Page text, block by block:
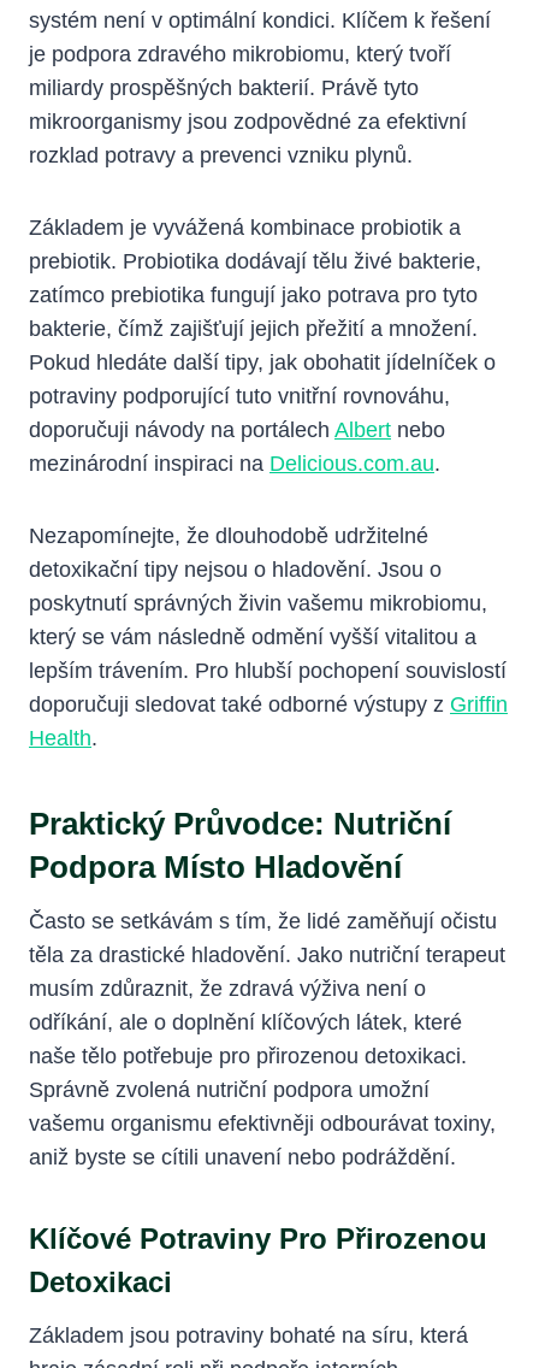
systém není v optimální kondici. Klíčem k řešení
je podpora zdravého mikrobiomu, který tvoří
miliardy prospěšných bakterií. Právě tyto
mikroorganismy jsou zodpovědné za efektivní
rozklad potravy a prevenci vzniku plynů.
Základem je vyvážená kombinace probiotik a
prebiotik. Probiotika dodávají tělu živé bakterie,
zatímco prebiotika fungují jako potrava pro tyto
bakterie, čímž zajišťují jejich přežití a množení.
Pokud hledáte další tipy, jak obohatit jídelníček o
potraviny podporující tuto vnitřní rovnováhu,
doporučuji návody na portálech Albert nebo
mezinárodní inspiraci na Delicious.com.au.
Nezapomínejte, že dlouhodobě udržitelné
detoxikační tipy nejsou o hladovění. Jsou o
poskytnutí správných živin vašemu mikrobiomu,
který se vám následně odmění vyšší vitalitou a
lepším trávením. Pro hlubší pochopení souvislostí
doporučuji sledovat také odborné výstupy z Griffin
Health.
Praktický Průvodce: Nutriční
Podpora Místo Hladovění
Často se setkávám s tím, že lidé zaměňují očistu
těla za drastické hladovění. Jako nutriční terapeut
musím zdůraznit, že zdravá výživa není o
odříkání, ale o doplnění klíčových látek, které
naše tělo potřebuje pro přirozenou detoxikaci.
Správně zvolená nutriční podpora umožní
vašemu organismu efektivněji odbourávat toxiny,
aniž byste se cítili unavení nebo podráždění.
Klíčové Potraviny Pro Přirozenou
Detoxikaci
Základem jsou potraviny bohaté na síru, která